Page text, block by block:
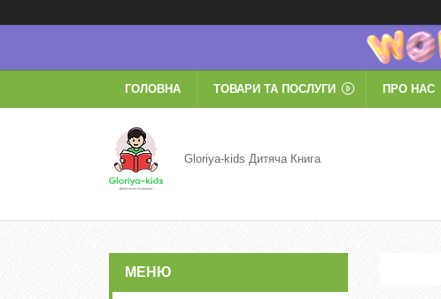
ГОЛОВНА ТОВАРИ ТА ПОСЛУГИ ПРО НАС
Gloriya-kids Дитяча Книга